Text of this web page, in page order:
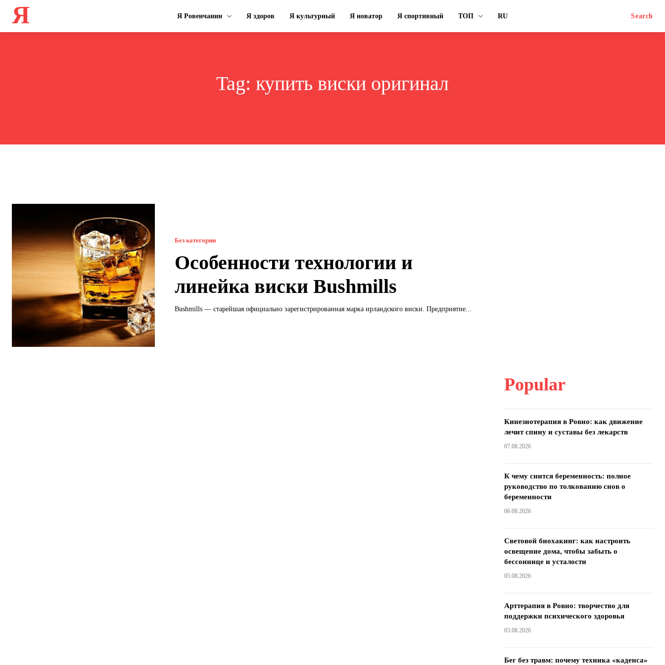
Я Я Ровенчанин Я здоров Я культурный Я новатор Я спортивный ТОП RU Search
Tag: купить виски оригинал
Без категории
Особенности технологии и
линейка виски Bushmills
Bushmills — старейшая официально зарегистрированная марка ирландского виски. Предприятие...
Popular
Кинезиотерапия в Ровно: как движение
лечит спину и суставы без лекарств
07.08.2026
К чему снится беременность: полное
руководство по толкованию снов о
беременности
06.08.2026
Световой биохакинг: как настроить
освещение дома, чтобы забыть о
бессоннице и усталости
05.08.2026
Арттерапия в Ровно: творчество для
поддержки психического здоровья
03.08.2026
Бег без травм: почему техника «каденса»